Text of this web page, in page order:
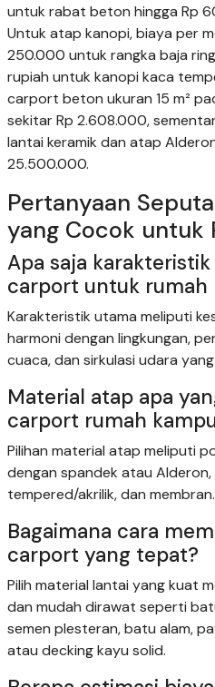
untuk rabat beton hingga Rp
Untuk atap kanopi, biaya per
250.000 untuk rangka baja
rupiah untuk kanopi kaca
carport beton ukuran 15 m²
sekitar Rp 2.608.000,
lantai keramik dan atap
25.500.000.
Pertanyaan
yang Cocok untuk
Apa saja
carport untuk rumah
Karakteristik utama meliputi
harmoni dengan lingkungan,
cuaca, dan sirkulasi udara
Material atap apa
carport rumah
Pilihan material atap meliputi
dengan spandek atau
tempered/akrilik, dan membran.
Bagaimana cara
carport yang tepat?
Pilih material lantai yang kuat
dan mudah dirawat seperti
semen plesteran, batu alam,
atau decking kayu solid.